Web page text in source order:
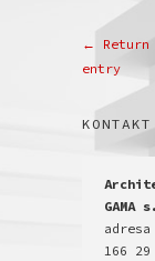
←
entry
KONTAKT
GAMA
166